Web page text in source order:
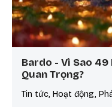
Bardo - Vì Sao
Quan Trọng?
Tin tức, Hoạt động,